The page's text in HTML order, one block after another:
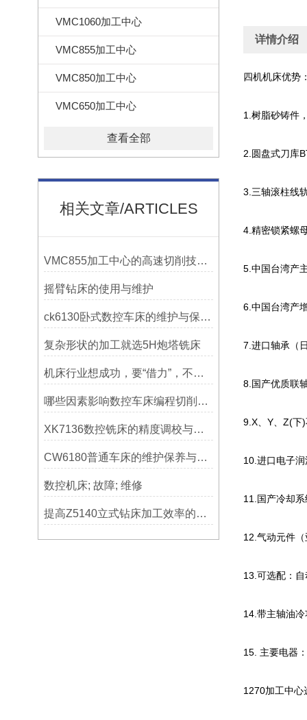
VMC1060加工中心
VMC855加工中心
VMC850加工中心
VMC650加工中心
查看全部
相关文章/ARTICLES
VMC855加工中心的高速切削技术介绍
摇臂钻床的使用与维护
ck6130卧式数控车床的维护与保养策略
复杂形状的加工就选5H炮塔铣床
机床行业想成功，要“借力”，不要“尽力”！
哪些因素影响数控车床编程切削量？
XK7136数控铣床的精度调校与性能优化
CW6180普通车床的维护保养与延长使用寿命技巧说明
数控机床; 故障; 维修
提高Z5140立式钻床加工效率的改进措施
详情介绍
四机机床优势
1.树脂砂铸件
2.圆盘式刀库
3.三轴滚柱线
4.精密锁紧螺
5.中国台湾产
6.中国台湾产
7.进口轴承（
8.国产优质联
9.X、Y、Z(下
10.进口电子
11.国产冷却
12.气动元件
13.可选配：
14.带主轴油
15. 主要电器
1270加工中心